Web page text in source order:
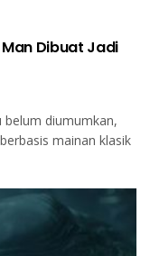
Man Dibuat Jadi
belum diumumkan,
mainan klasik